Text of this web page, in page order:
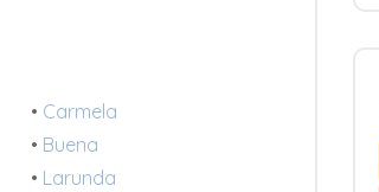
• Carmela
• Buena
• Larunda